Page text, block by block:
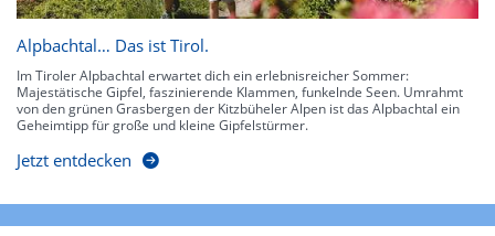
Alpbachtal… Das ist Tirol.
Im Tiroler Alpbachtal erwartet dich ein erlebnisreicher Sommer:
Majestätische Gipfel, faszinierende Klammen, funkelnde Seen. Umrahmt
von den grünen Grasbergen der Kitzbüheler Alpen ist das Alpbachtal ein
Geheimtipp für große und kleine Gipfelstürmer.
Jetzt entdecken